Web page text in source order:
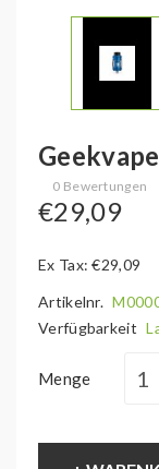
0 Bewertungen
€29,09
Ex Tax: €29,09
Artikelnr.
Verfügbarkeit
Menge